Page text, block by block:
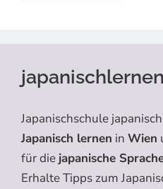
Japanischschule
Japanisch lernen in Wien
für die japanische
Erhalte Tipps zum